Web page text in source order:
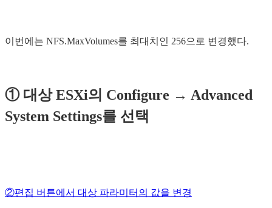
이번에는 NFS.MaxVolumes를 최대치인 256으로 변경했다.
① 대상 ESXi의 Configure → Advanced
System Settings를 선택
②편집 버튼에서 대상 파라미터의 값을 변경